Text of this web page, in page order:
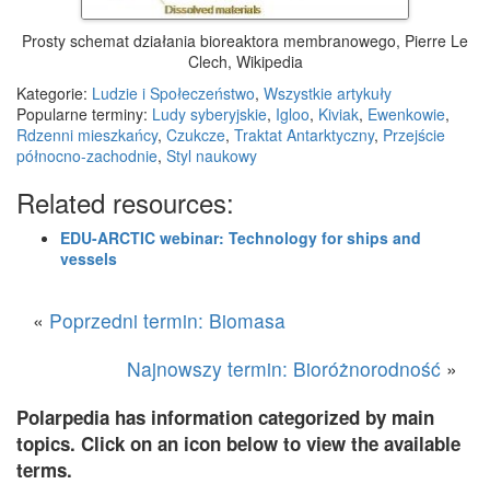
Prosty schemat działania bioreaktora membranowego, Pierre Le
Clech, Wikipedia
Kategorie: Ludzie i Społeczeństwo, Wszystkie artykuły
Popularne terminy: Ludy syberyjskie, Igloo, Kiviak, Ewenkowie,
Rdzenni mieszkańcy, Czukcze, Traktat Antarktyczny, Przejście
północno-zachodnie, Styl naukowy
Related resources:
EDU-ARCTIC webinar: Technology for ships and
vessels
« Poprzedni termin: Biomasa
Najnowszy termin: Bioróżnorodność »
Polarpedia has information categorized by main
topics. Click on an icon below to view the available
terms.